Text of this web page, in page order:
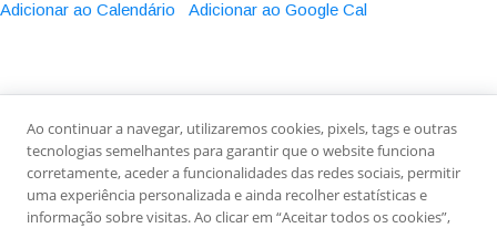
Adicionar ao Calendário Adicionar ao Google Cal
Sobre Nós Ficha Técnica
Estatuto Editorial
Política de Privacidade
Contactos Newsletter
Ao continuar a navegar, utilizaremos cookies, pixels, tags e outras
tecnologias semelhantes para garantir que o website funciona
corretamente, aceder a funcionalidades das redes sociais, permitir
uma experiência personalizada e ainda recolher estatísticas e
informação sobre visitas. Ao clicar em “Aceitar todos os cookies”,